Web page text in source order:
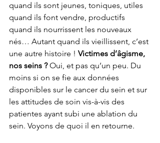
quand ils sont jeunes, toniques, utiles
quand ils font vendre, productifs
quand ils nourrissent les nouveaux
nés… Autant quand ils vieillissent, c’est
une autre histoire ! Victimes d’âgisme,
nos seins ? Oui, et pas qu’un peu. Du
moins si on se fie aux données
disponibles sur le cancer du sein et sur
les attitudes de soin vis-à-vis des
patientes ayant subi une ablation du
sein. Voyons de quoi il en retourne.